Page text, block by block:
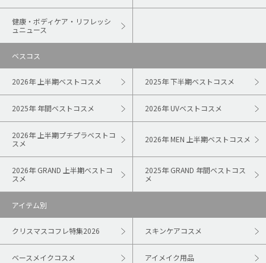
健康・ボディケア・リフレッシ
ュニュース
ベスコス
2026年 上半期ベストコスメ 2025年 下半期ベストコスメ
2025年 年間ベストコスメ 2026年 UVベストコスメ
2026年 上半期プチプラベストコ
スメ
2026年 MEN 上半期ベストコスメ
2026年 GRAND 上半期ベストコ
スメ
2025年 GRAND 年間ベストコス
メ
アイテム別
クリスマスコフレ特集2026 スキンケアコスメ
ベースメイクコスメ アイメイク用品